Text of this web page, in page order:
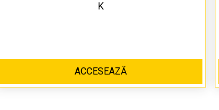
K
ACCESEAZĂ